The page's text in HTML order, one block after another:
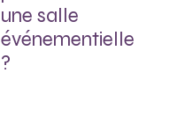
une salle
événementielle
?